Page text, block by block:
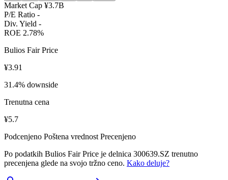
Market Cap ¥3.7B
P/E Ratio -
Div. Yield -
ROE 2.78%
Bulios Fair Price
¥3.91
31.4% downside
Trenutna cena
¥5.7
Podcenjeno Poštena vrednost Precenjeno
Po podatkih Bulios Fair Price je delnica 300639.SZ trenutno
precenjena glede na svojo tržno ceno. Kako deluje?